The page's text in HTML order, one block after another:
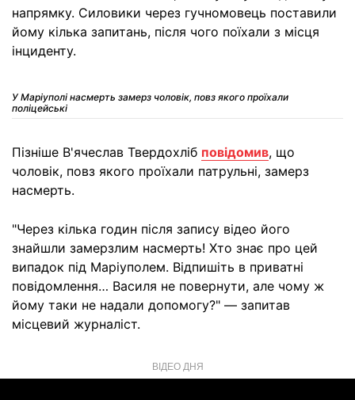
напрямку. Силовики через гучномовець поставили
йому кілька запитань, після чого поїхали з місця
інциденту.
У Маріуполі насмерть замерз чоловік, повз якого проїхали
поліцейські
Пізніше В'ячеслав Твердохліб повідомив, що
чоловік, повз якого проїхали патрульні, замерз
насмерть.
"Через кілька годин після запису відео його
знайшли замерзлим насмерть! Хто знає про цей
випадок під Маріуполем. Відпишіть в приватні
повідомлення… Василя не повернути, але чому ж
йому таки не надали допомогу?" — запитав
місцевий журналіст.
ВІДЕО ДНЯ